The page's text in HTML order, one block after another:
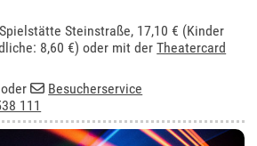
Steinstraße, 17,10 € (Kinder
8,60 €) oder mit derTheatercard
oder
Besucherservice
111